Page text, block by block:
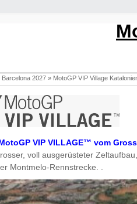
2027 » MotoGP VIP Village
VIP VILLAGE™ vom
voll ausgerüsteter
Montmelo-Rennstrecke. .